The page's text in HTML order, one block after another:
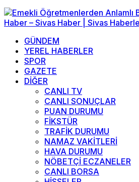
GÜNDEM
YEREL HABERLER
SPOR
GAZETE
DİĞER
CANLI TV
CANLI SONUÇLAR
PUAN DURUMU
FİKSTÜR
TRAFİK DURUMU
NAMAZ VAKİTLERİ
HAVA DURUMU
NÖBETÇİ ECZANELER
CANLI BORSA